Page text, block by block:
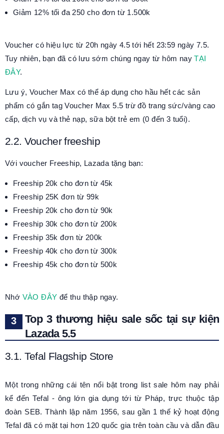
Giảm 12% tối đa 250 cho đơn từ 1.500k
Voucher có hiệu lực từ 20h ngày 4.5 tới hết 23:59 ngày 7.5.
Tuy nhiên, bạn đã có lưu sớm chúng ngay từ hôm nayTẠI
ĐÂY.
Lưu ý, Voucher Max có thể áp dụng cho hầu hết các sản
phẩm có gắn tag Voucher Max 5.5 trừ đồ trang sức/vàng cao
cấp, dịch vụ và thẻ nạp, sữa bột trẻ em (0 đến 3 tuổi).
2.2. Voucher freeship
Với voucher Freeship, Lazada tặng bạn:
Freeship 20k cho đơn từ 45k
Freeship 25K đơn từ 99k
Freeship 20k cho đơn từ 90k
Freeship 30k cho đơn từ 200k
Freeship 35k đơn từ 200k
Freeship 40k cho đơn từ 300k
Freeship 45k cho đơn từ 500k
Nhớ VÀO ĐÂY để thu thập ngay.
Top 3 thương hiệu sale sốc tại sự kiện
Lazada 5.5
3.1. Tefal Flagship Store
Một trong những cái tên nổi bật trong list sale hôm nay phải
kể đến Tefal - ông lớn gia dụng tới từ Pháp, trực thuộc tập
đoàn SEB. Thành lập năm 1956, sau gần 1 thế kỷ hoạt động
Tefal đã có mặt tại hơn 120 quốc gia trên toàn cầu và dẫn đầu